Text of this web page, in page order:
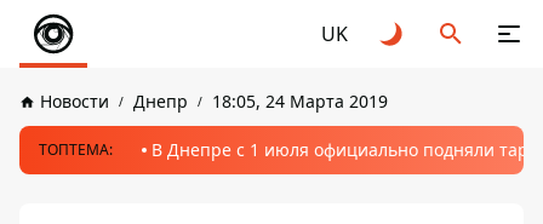
UK
Новости Днепр 18:05, 24 Марта 2019
ТОПТЕМА: В Днепре с 1 июля официально подняли